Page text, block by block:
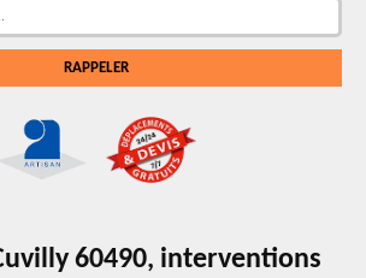
60490, interventions